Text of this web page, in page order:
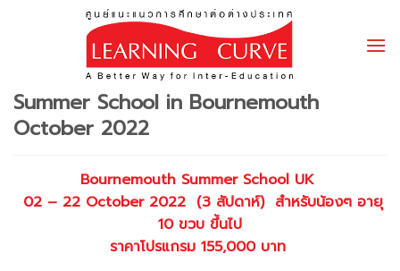
Summer School in Bournemouth
October 2022
Bournemouth Summer School UK
02 – 22 October 2022 (3 สัปดาห์) สำหรับน้องๆ อายุ
10 ขวบ ขึ้นไป
ราคาโปรแกรม 155,000 บาท